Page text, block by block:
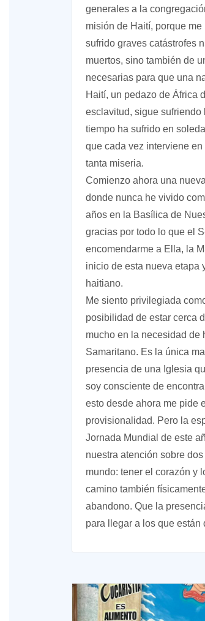
generales a la
misión de Haití, porque
sufrido graves catástrofes
muertos, sino también de
necesarias para que una
Haití, un pedazo de África
esclavitud, sigue
tiempo ha sufrido en
que cada vez interviene
tanta miseria.
Comienzo ahora una
donde nunca he vivido
años en la Basílica de
gracias por todo lo que el
encomendarme a Ella, la
inicio de esta nueva etapa
haitiano.
Me siento privilegiada
posibilidad de estar cerca
mucho en la necesidad de
Samaritano. Es la única
presencia de una Iglesia
soy consciente de
esto desde ahora me pide
provisionalidad. Pero la
Jornada Mundial de este
nuestra atención sobre
mundo: tener el corazón y
camino también
abandono. Que la
para llegar a los que